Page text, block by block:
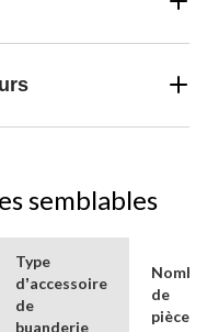
semblables
Type
dʼaccessoire
de
buanderie
de
pièces